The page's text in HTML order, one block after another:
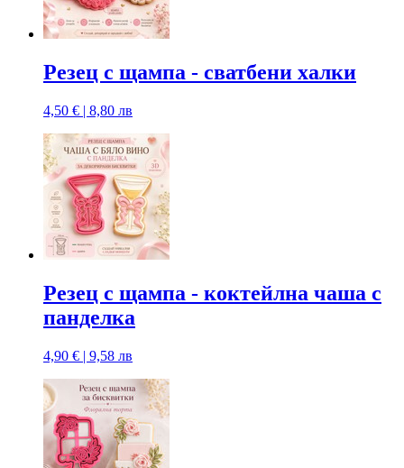
Резец с щампa - сватбени халки
4,50 € | 8,80 лв
Резец с щампa - коктейлна чаша с
панделка
4,90 € | 9,58 лв